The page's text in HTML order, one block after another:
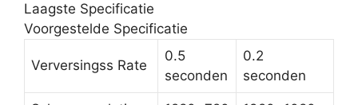
Laagste Specificatie
Voorgestelde Specificatie
Verversingss Rate
0.5
seconden
0.2
seconden